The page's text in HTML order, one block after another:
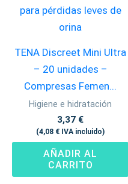
TENA Discreet Mini Ultra
– 20 unidades –
Compresas Femen...
Higiene e hidratación
3,37 €
(4,08 € IVA incluido)
AÑADIR AL
CARRITO